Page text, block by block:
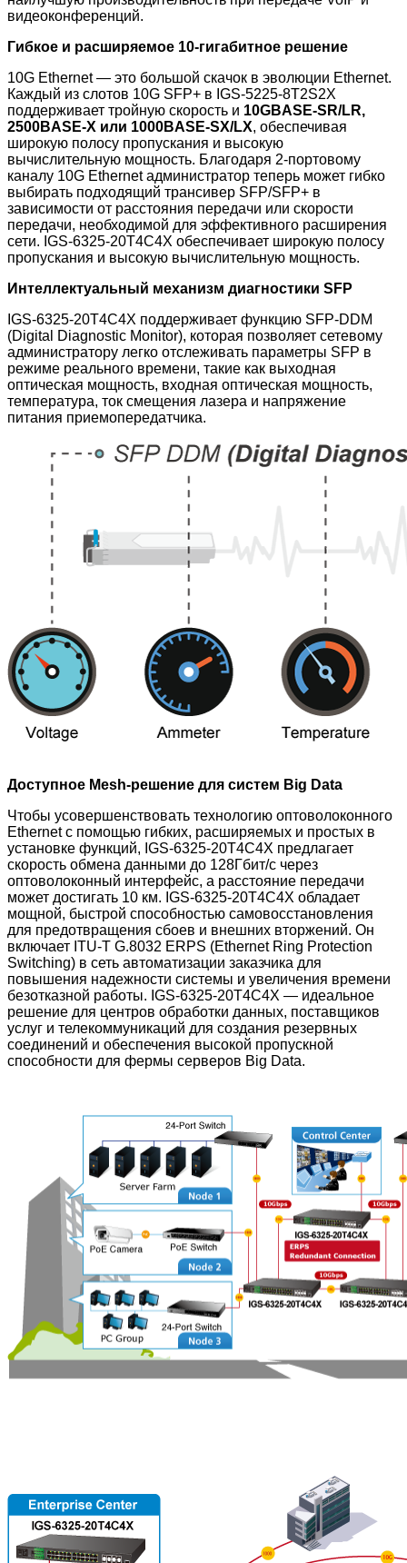
видеоконференций.
Гибкое и расширяемое 10-гигабитное решение
10G Ethernet — это большой скачок в эволюции Ethernet.
Каждый из слотов 10G SFP+ в IGS-5225-8T2S2X
поддерживает тройную скорость и 10GBASE-SR/LR,
2500BASE-X или 1000BASE-SX/LX, обеспечивая
широкую полосу пропускания и высокую
вычислительную мощность. Благодаря 2-портовому
каналу 10G Ethernet администратор теперь может гибко
выбирать подходящий трансивер SFP/SFP+ в
зависимости от расстояния передачи или скорости
передачи, необходимой для эффективного расширения
сети. IGS-6325-20T4C4X обеспечивает широкую полосу
пропускания и высокую вычислительную мощность.
Интеллектуальный механизм диагностики SFP
IGS-6325-20T4C4X поддерживает функцию SFP-DDM
(Digital Diagnostic Monitor), которая позволяет сетевому
администратору легко отслеживать параметры SFP в
режиме реального времени, такие как выходная
оптическая мощность, входная оптическая мощность,
температура, ток смещения лазера и напряжение
питания приемопередатчика.
Доступное Mesh-решение для систем Big Data
Чтобы усовершенствовать технологию оптоволоконного
Ethernet с помощью гибких, расширяемых и простых в
установке функций, IGS-6325-20T4C4X предлагает
скорость обмена данными до 128Гбит/с через
оптоволоконный интерфейс, а расстояние передачи
может достигать 10 км. IGS-6325-20T4C4X обладает
мощной, быстрой способностью самовосстановления
для предотвращения сбоев и внешних вторжений. Он
включает ITU-T G.8032 ERPS (Ethernet Ring Protection
Switching) в сеть автоматизации заказчика для
повышения надежности системы и увеличения времени
безотказной работы. IGS-6325-20T4C4X — идеальное
решение для центров обработки данных, поставщиков
услуг и телекоммуникаций для создания резервных
соединений и обеспечения высокой пропускной
способности для фермы серверов Big Data.